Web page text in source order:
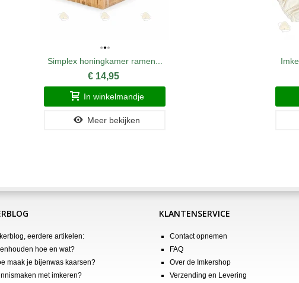
Simplex honingkamer ramen...
€ 14,95
In winkelmandje
Meer bekijken
eerdere artikelen:
hoe en wat?
maak je bijenwas kaarsen?
met imkeren?
KLANTENSERVICE
Contact opnemen
FAQ
Over de Imkershop
Verzending en Levering